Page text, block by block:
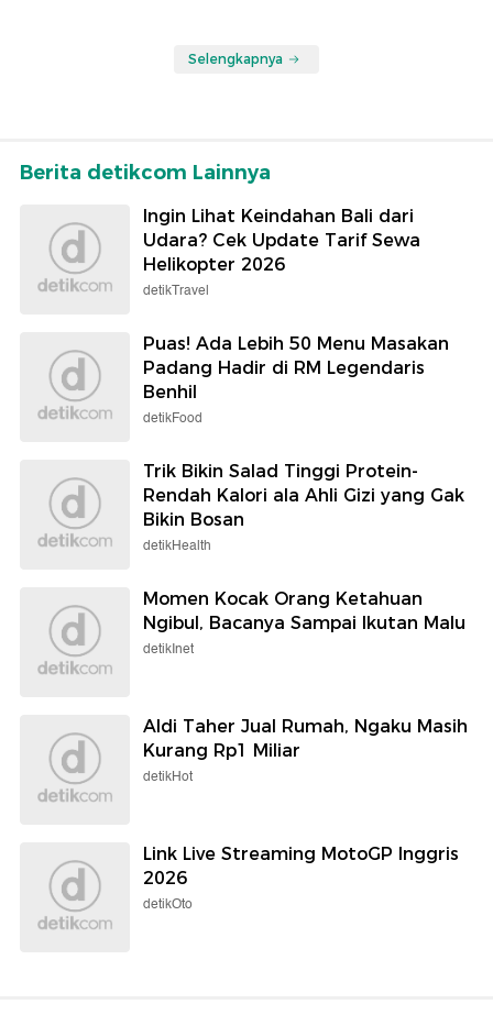
Selengkapnya
Berita detikcom Lainnya
Ingin Lihat Keindahan Bali dari
Udara? Cek Update Tarif Sewa
Helikopter 2026
detikTravel
Puas! Ada Lebih 50 Menu Masakan
Padang Hadir di RM Legendaris
Benhil
detikFood
Trik Bikin Salad Tinggi Protein-
Rendah Kalori ala Ahli Gizi yang Gak
Bikin Bosan
detikHealth
Momen Kocak Orang Ketahuan
Ngibul, Bacanya Sampai Ikutan Malu
detikInet
Aldi Taher Jual Rumah, Ngaku Masih
Kurang Rp1 Miliar
detikHot
Link Live Streaming MotoGP Inggris
2026
detikOto